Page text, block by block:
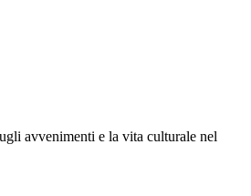
avvenimenti e la vita culturale nel